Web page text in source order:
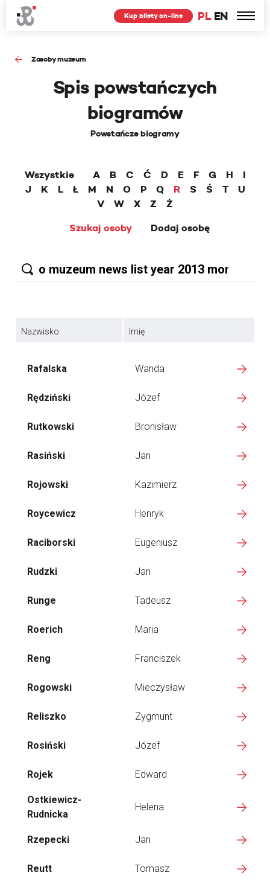
PL EN
Kup bilety on-line
Zasoby muzeum
Spis powstańczych
biogramów
Powstańcze biogramy
Wszystkie A B C Ć D E F G H
I
J
K L Ł M N O P Q R S Ś T
U
V
W X Z
Ż
Szukaj osoby
Dodaj osobę
Nazwisko Imię
Rafalska Wanda
Rędziński Józef
Rutkowski Bronisław
Rasiński Jan
Rojowski Kazimierz
Roycewicz Henryk
Raciborski Eugeniusz
Rudzki Jan
Runge Tadeusz
Roerich Maria
Reng Franciszek
Rogowski Mieczysław
Reliszko Zygmunt
Rosiński Józef
Rojek Edward
Ostkiewicz-
Rudnicka
Helena
Rzepecki Jan
Reutt Tomasz